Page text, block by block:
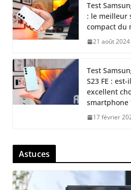
Test
: le meilleur
compact du
21 août 2024
Test
S23 FE : est-
excellent
smartphone
17 février
Astuces